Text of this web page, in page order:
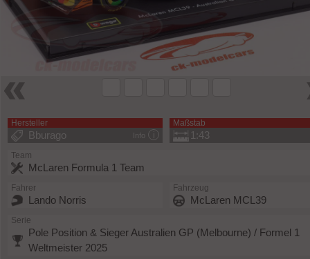
Hersteller
Info
Bburago
Maßstab
1:43
Team
McLaren Formula 1 Team
Fahrer
Lando Norris
Fahrzeug
McLaren MCL39
Serie
Pole Position & Sieger Australien GP (Melbourne) / Formel 1
Weltmeister 2025